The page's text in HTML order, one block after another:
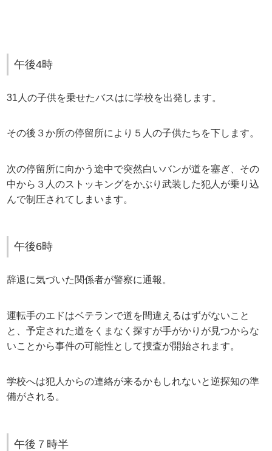
午後4時
31人の子供を乗せたバスはに学校を出発します。
その後３か所の停留所により５人の子供たちを下します。
次の停留所に向かう途中で突然白いバンが道を塞ぎ、その
中から３人のストッキングをかぶり武装した犯人が乗り込
んで制圧されてしまいます。
午後6時
辞退に気づいた関係者が警察に通報。
運転手のエドはベテランで道を間違えるはずがないこと
と、予定された道をくまなく探すが手がかりが見つからな
いことから事件の可能性として捜査が開始されます。
学校へは犯人からの連絡が来るかもしれないと逆探知の準
備がされる。
午後７時半